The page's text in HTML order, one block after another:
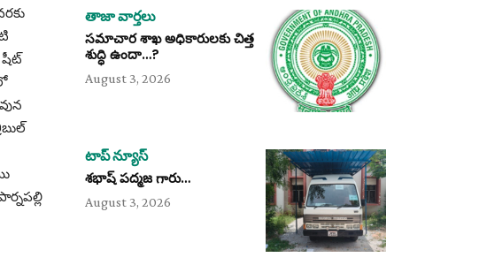
షీట్
తాజా వార్తలు
సమాచార శాఖ అధికారులకు చిత్త
శుద్ధి ఉందా…?
August 3, 2026
టాప్ న్యూస్
శభాష్ పద్మజ గారు…
August 3, 2026